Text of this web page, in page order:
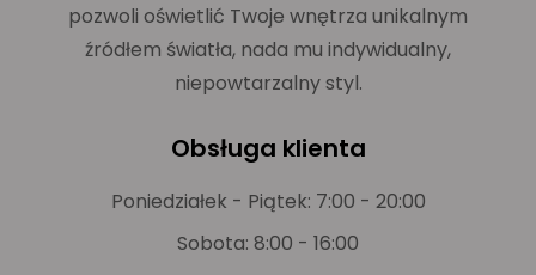
pozwoli oświetlić Twoje wnętrza unikalnym
źródłem światła, nada mu indywidualny,
niepowtarzalny styl.
Obsługa klienta
Poniedziałek - Piątek: 7:00 - 20:00
Sobota: 8:00 - 16:00